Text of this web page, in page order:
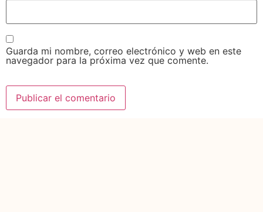
Guarda mi nombre, correo electrónico y web en este
navegador para la próxima vez que comente.